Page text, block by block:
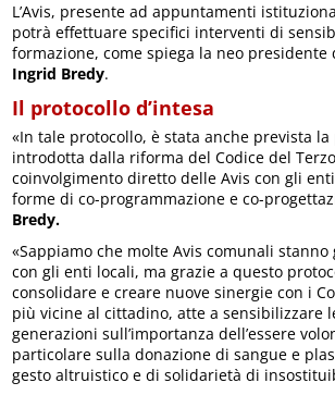
L’Avis, presente ad appuntamenti
potrà effettuare specifici interventi di
formazione, come spiega la neo presidente
Ingrid Bredy.
Il protocollo d’intesa
«In tale protocollo, è stata anche prevista
introdotta dalla riforma del Codice del
coinvolgimento diretto delle Avis con gli
forme di co-programmazione e co-
Bredy.
«Sappiamo che molte Avis comunali
con gli enti locali, ma grazie a questo
consolidare e creare nuove sinergie con i
più vicine al cittadino, atte a sensibilizzare
generazioni sull’importanza dell’essere
particolare sulla donazione di sangue e
gesto altruistico e di solidarietà di